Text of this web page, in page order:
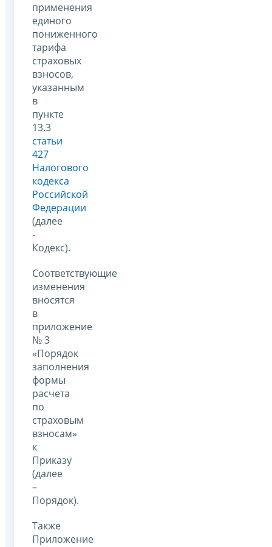
применения
единого
пониженного
тарифа
страховых
взносов,
указанным
в
пункте
13.3
статьи
427
Налогового
кодекса
Российской
Федерации
(далее
-
Кодекс).
Соответствующие
изменения
вносятся
в
приложение
№ 3
«Порядок
заполнения
формы
расчета
по
страховым
взносам»
к
Приказу
(далее
–
Порядок).
Также
Приложение